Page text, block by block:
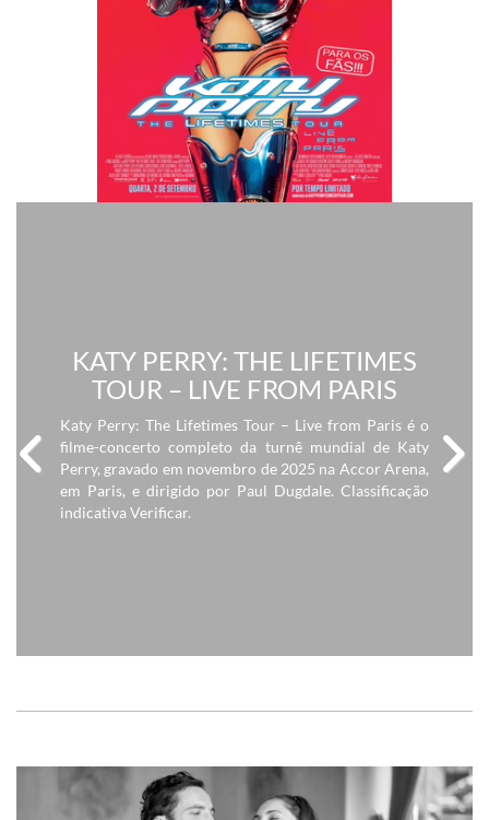
KATY PERRY: THE LIFETIMES
TOUR – LIVE FROM PARIS
Katy Perry: The Lifetimes Tour – Live from Paris é o
filme-concerto completo da turnê mundial de Katy
Perry, gravado em novembro de 2025 na Accor Arena,
em Paris, e dirigido por Paul Dugdale. Classificação
indicativa Verificar.
Previous